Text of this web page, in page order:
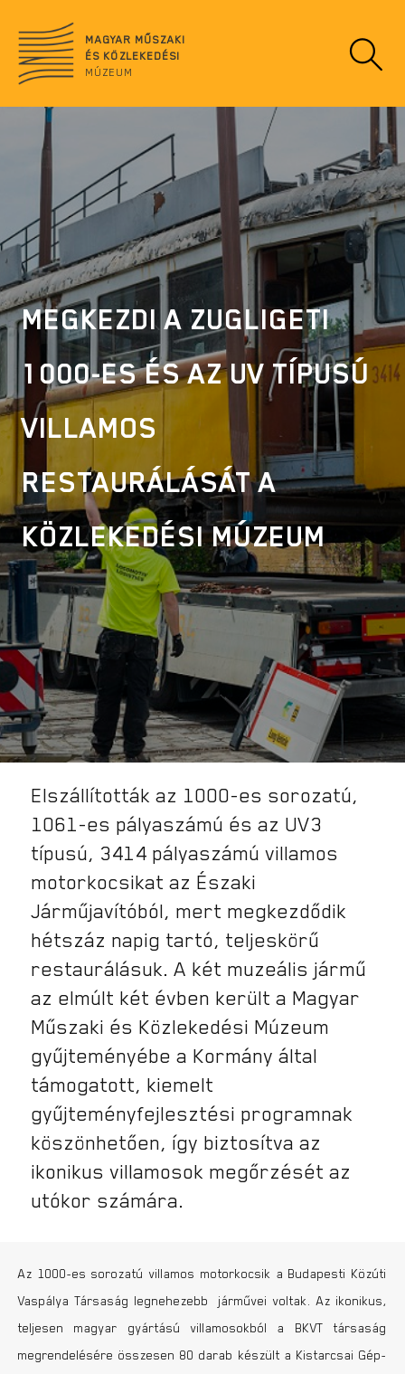
tartalomra
data
MAGYAR MŰSZAKI
ÉS KÖZLEKEDÉSI
MÚZEUM
MEGKEZDI A ZUGLIGETI
1000-ES ÉS AZ UV TÍPUSÚ
VILLAMOS
RESTAURÁLÁSÁT A
KÖZLEKEDÉSI MÚZEUM
Elszállították az 1000-es sorozatú,
1061-es pályaszámú és az UV3
típusú, 3414 pályaszámú villamos
motorkocsikat az Északi
Járműjavítóból, mert megkezdődik
hétszáz napig tartó, teljeskörű
restaurálásuk. A két muzeális jármű
az elmúlt két évben került a Magyar
Műszaki és Közlekedési Múzeum
gyűjteményébe a Kormány által
támogatott, kiemelt
gyűjteményfejlesztési programnak
köszönhetően, így biztosítva az
ikonikus villamosok megőrzését az
utókor számára.
Az 1000-es sorozatú villamos motorkocsik a Budapesti Közúti
Vaspálya Társaság legnehezebb járművei voltak. Az ikonikus,
teljesen magyar gyártású villamosokból a BKVT társaság
megrendelésére összesen 80 darab készült a Kistarcsai Gép-